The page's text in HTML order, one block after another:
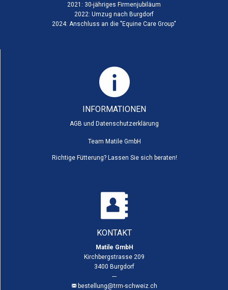
2021: 30-jähriges Firmenjubiläum
2022: Umzug nach Burgdorf
2024: Anschluss an die "Equine Care Group"
INFORMATIONEN
AGB und Datenschutzerklärung
Team Matile GmbH
Richtige Fütterung? Lassen Sie sich beraten!
KONTAKT
Matile GmbH
Kirchbergstrasse 209
3400 Burgdorf
---
bestellung@trm-schweiz.ch